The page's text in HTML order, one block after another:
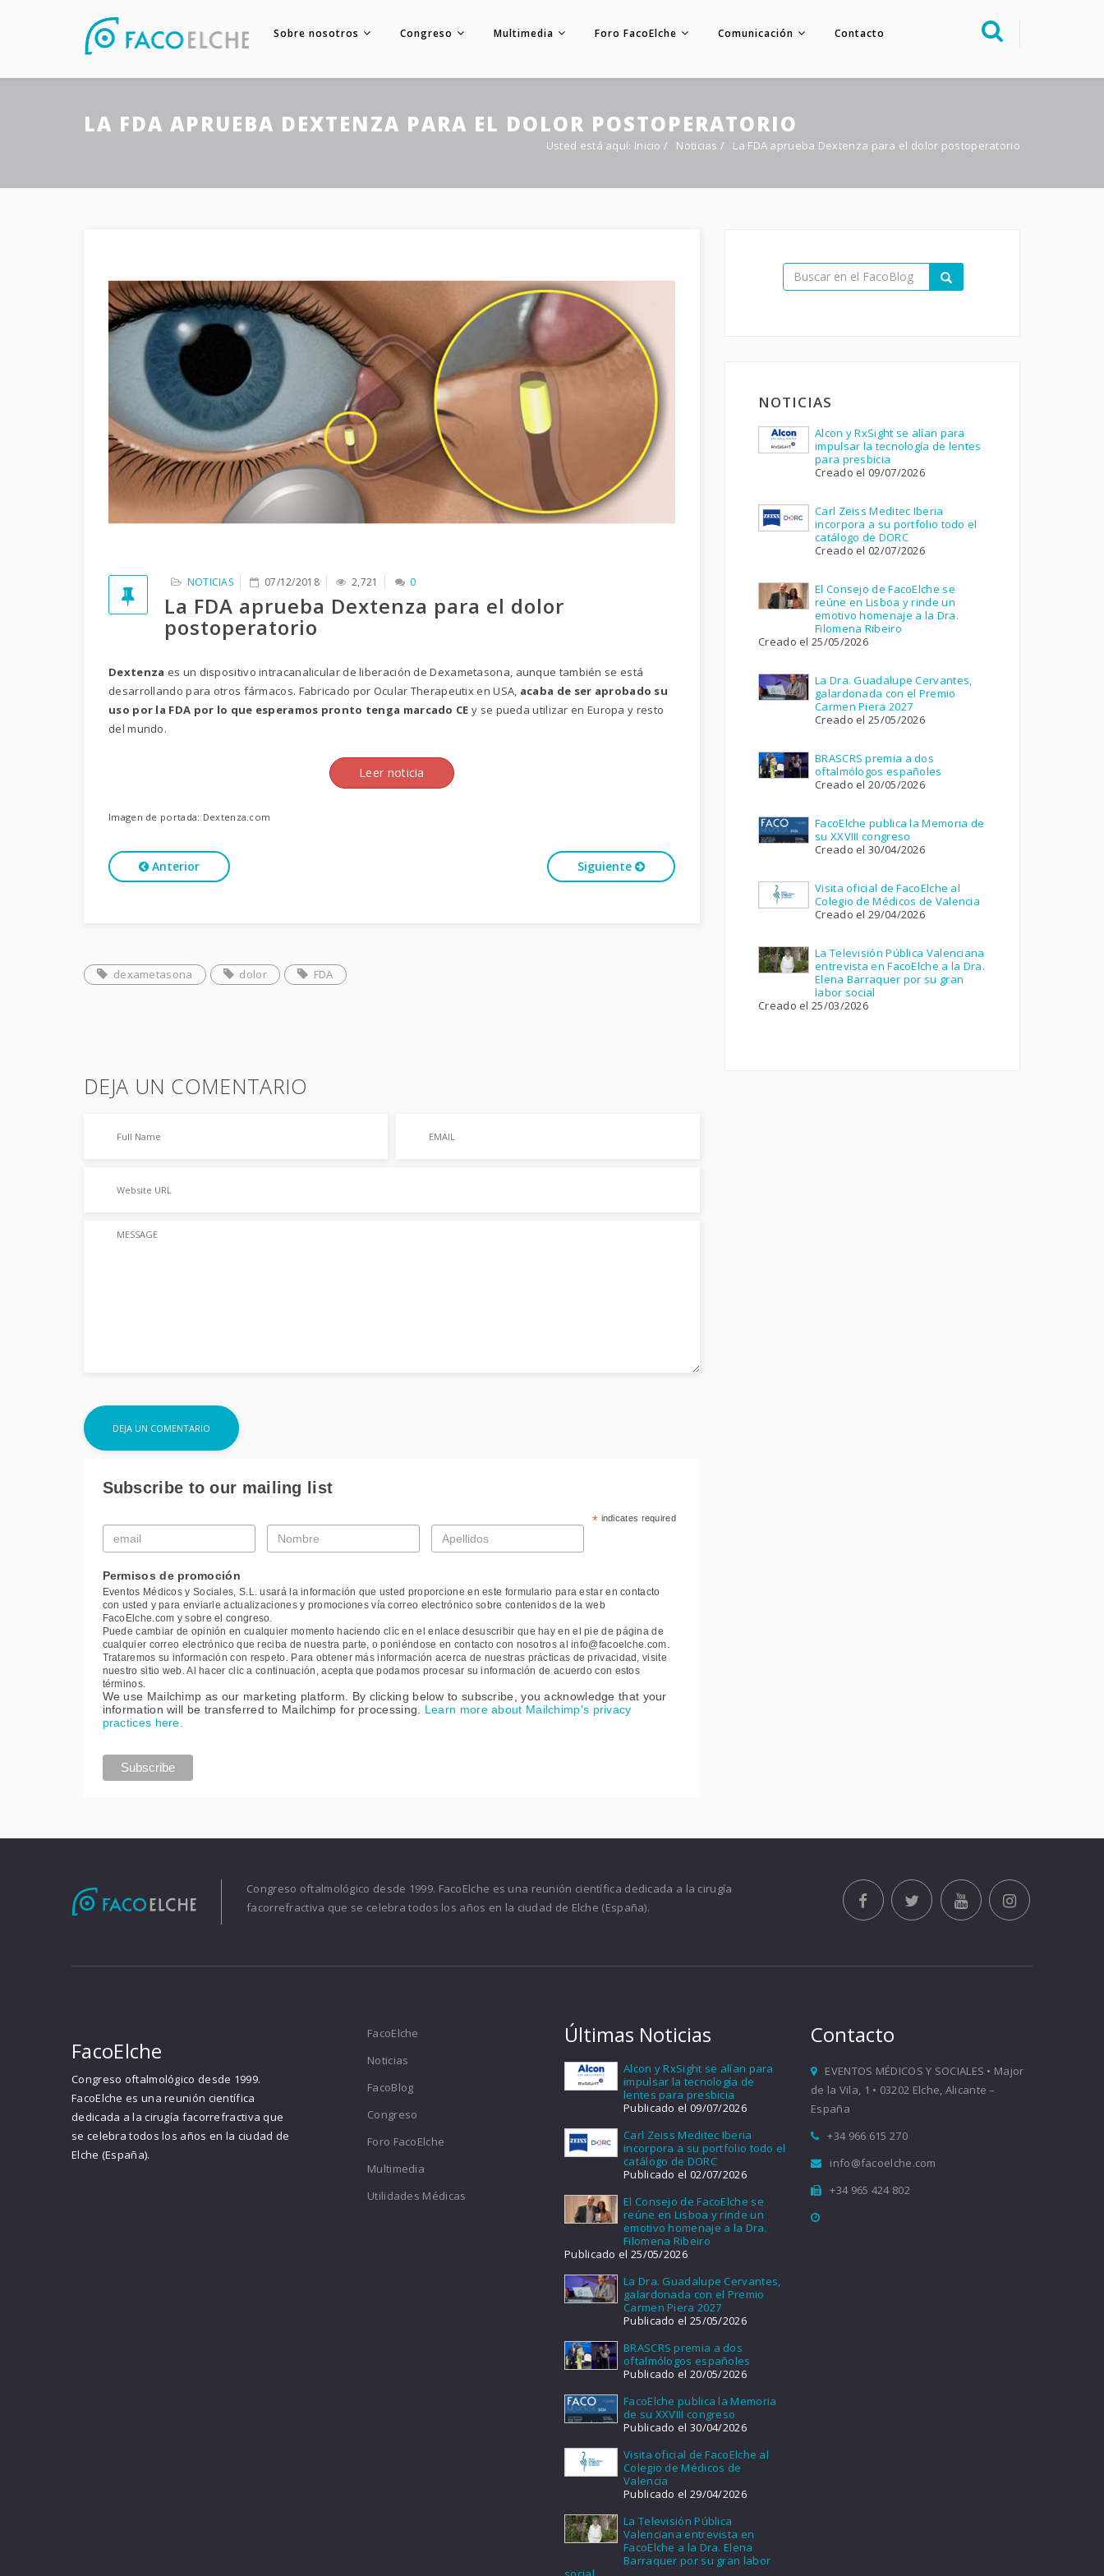
Sobre nosotros Congreso Multimedia Foro FacoElche Comunicación Contacto
LA FDA APRUEBA DEXTENZA PARA EL DOLOR POSTOPERATORIO
Usted está aquí: Inicio / Noticias / La FDA aprueba Dextenza para el dolor postoperatorio
NOTICIAS 07/12/2018 2,721 0
La FDA aprueba Dextenza para el dolor
postoperatorio
Dextenza es un dispositivo intracanalicular de liberación de Dexametasona, aunque también se está
desarrollando para otros fármacos. Fabricado por Ocular Therapeutix en USA, acaba de ser aprobado su
uso por la FDA por lo que esperamos pronto tenga marcado CE y se pueda utilizar en Europa y resto
del mundo.
Leer noticia
Imagen de portada: Dextenza.com
Anterior Siguiente
dexametasona dolor FDA
DEJA UN COMENTARIO
Subscribe to our mailing list
* indicates required
Email
*
Nombre
*
Apellidos
*
Permisos de promoción
Eventos Médicos y Sociales, S.L. usará la información que usted proporcione en este formulario para estar en contacto
con usted y para enviarle actualizaciones y promociones vía correo electrónico sobre contenidos de la web
FacoElche.com y sobre el congreso.
Puede cambiar de opinión en cualquier momento haciendo clic en el enlace desuscribir que hay en el pie de página de
cualquier correo electrónico que reciba de nuestra parte, o poniéndose en contacto con nosotros al info@facoelche.com.
Trataremos su información con respeto. Para obtener más información acerca de nuestras prácticas de privacidad, visite
nuestro sitio web. Al hacer clic a continuación, acepta que podamos procesar su información de acuerdo con estos
términos.
We use Mailchimp as our marketing platform. By clicking below to subscribe, you acknowledge that your
information will be transferred to Mailchimp for processing. Learn more about Mailchimp's privacy
practices here.
NOTICIAS
Alcon y RxSight se alían para
impulsar la tecnología de lentes
para presbicia
Creado el 09/07/2026
Carl Zeiss Meditec Iberia
incorpora a su portfolio todo el
catálogo de DORC
Creado el 02/07/2026
El Consejo de FacoElche se
reúne en Lisboa y rinde un
emotivo homenaje a la Dra.
Filomena Ribeiro
Creado el 25/05/2026
La Dra. Guadalupe Cervantes,
galardonada con el Premio
Carmen Piera 2027
Creado el 25/05/2026
BRASCRS premia a dos
oftalmólogos españoles
Creado el 20/05/2026
FacoElche publica la Memoria de
su XXVIII congreso
Creado el 30/04/2026
Visita oficial de FacoElche al
Colegio de Médicos de Valencia
Creado el 29/04/2026
La Televisión Pública Valenciana
entrevista en FacoElche a la Dra.
Elena Barraquer por su gran
labor social
Creado el 25/03/2026
Congreso oftalmológico desde 1999. FacoElche es una reunión científica dedicada a la cirugía
facorrefractiva que se celebra todos los años en la ciudad de Elche (España).
FacoElche
Congreso oftalmológico desde 1999.
FacoElche es una reunión científica
dedicada a la cirugía facorrefractiva que
se celebra todos los años en la ciudad de
Elche (España).
FacoElche
Noticias
FacoBlog
Congreso
Foro FacoElche
Multimedia
Utilidades Médicas
Últimas Noticias
Alcon y RxSight se alían para
impulsar la tecnología de
lentes para presbicia
Publicado el 09/07/2026
Carl Zeiss Meditec Iberia
incorpora a su portfolio todo el
catálogo de DORC
Publicado el 02/07/2026
El Consejo de FacoElche se
reúne en Lisboa y rinde un
emotivo homenaje a la Dra.
Filomena Ribeiro
Publicado el 25/05/2026
La Dra. Guadalupe Cervantes,
galardonada con el Premio
Carmen Piera 2027
Publicado el 25/05/2026
BRASCRS premia a dos
oftalmólogos españoles
Publicado el 20/05/2026
FacoElche publica la Memoria
de su XXVIII congreso
Publicado el 30/04/2026
Visita oficial de FacoElche al
Colegio de Médicos de
Valencia
Publicado el 29/04/2026
La Televisión Pública
Valenciana entrevista en
FacoElche a la Dra. Elena
Barraquer por su gran labor
Contacto
EVENTOS MÉDICOS Y SOCIALES • Major
de la Vila, 1 • 03202 Elche, Alicante –
España
+34 966 615 270
info@facoelche.com
+34 965 424 802